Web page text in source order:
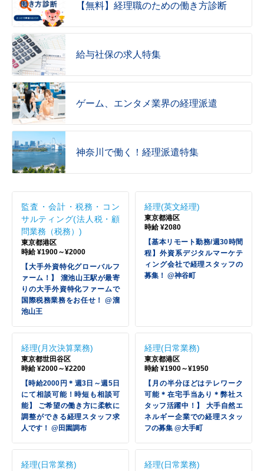
【無料】経理職のための働き方診断
給与社保の求人特集
ゲーム、エンタメ業界の経理派遣
神奈川で働く！経理派遣特集
監査・会計・税務・コン
サルティング(法人税・顧
問業務（税務）)
東京都港区
時給 ¥1900～¥2000
【大手外資特化グローバルフ
ァーム！】 溜池山王駅が最寄
りの大手外資特化ファームで
国際税務業務をお任せ！ @溜
池山王
経理(英文経理)
東京都港区
時給 ¥2080
【基本リモート勤務/週30時間
程】外資系デジタルマーケテ
ィング会社で経理スタッフの
募集！ @神谷町
経理(月次決算業務)
東京都世田谷区
時給 ¥2000～¥2200
【時給2000円＊週3日～週5日
にて相談可能！時短も相談可
能】 ご希望の働き方に柔軟に
調整ができる経理スタッフ求
人です！ @田園調布
経理(日常業務)
東京都港区
時給 ¥1900～¥1950
【月の半分ほどはテレワーク
可能＊在宅手当あり＊弊社ス
タッフ活躍中！】 大手自然エ
ネルギー企業での経理スタッ
フの募集 @大手町
経理(日常業務) 経理(日常業務)